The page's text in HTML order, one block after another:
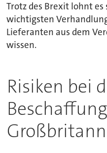
Trotz des Brexit lohnt
wichtigsten
Lieferanten aus dem
wissen.
Risiken bei